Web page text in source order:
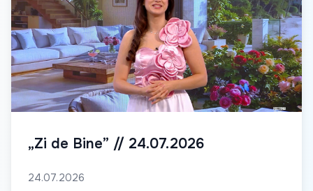
„Zi de Bine” // 24.07.2026
24.07.2026